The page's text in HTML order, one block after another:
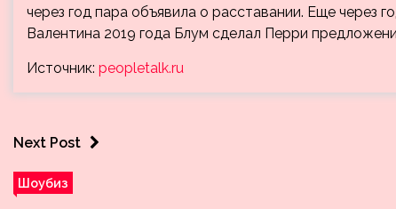
через год пара объявила о расставании. Еще через
Валентина 2019 года Блум сделал Перри
Источник: peopletalk.ru
Next Post
Шоубиз